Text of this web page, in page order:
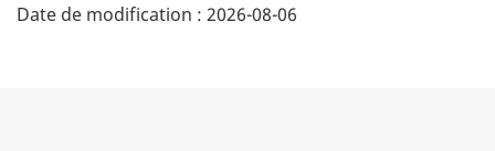
é
Date de modification : 2026-08-06